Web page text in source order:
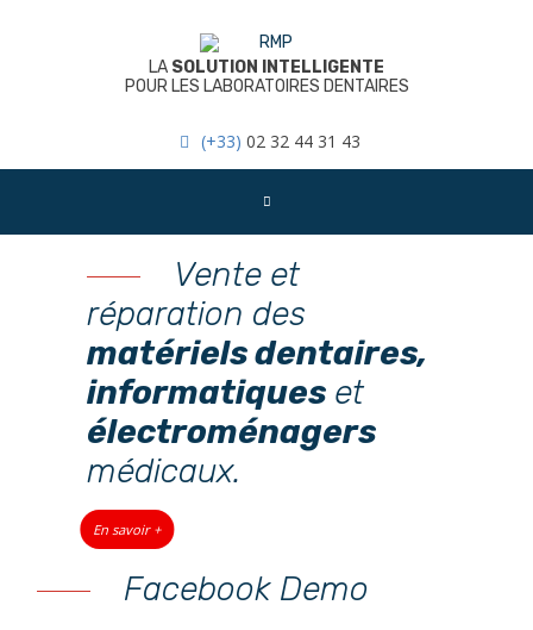
LA SOLUTION INTELLIGENTE
POUR LES LABORATOIRES DENTAIRES
(+33) 02 32 44 31 43
Vente et
réparation des
matériels dentaires,
informatiqueset
électroménagers
médicaux.
En savoir +
Facebook Demo